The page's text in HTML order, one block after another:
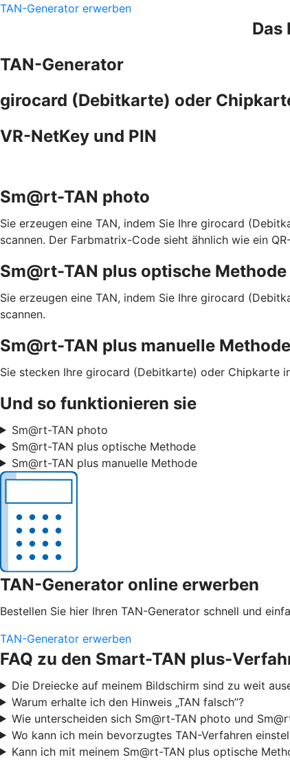
TAN-Generator erwerben
Das
TAN-Generator
girocard (Debitkarte) oder
VR-NetKey und PIN
Sm@rt-TAN photo
Sie erzeugen eine TAN, indem Sie Ihre girocard
scannen. Der Farbmatrix-Code sieht ähnlich wie ein
Sm@rt-TAN plus optische Methode
Sie erzeugen eine TAN, indem Sie Ihre girocard
scannen.
Sm@rt-TAN plus manuelle Methode
Sie stecken Ihre girocard (Debitkarte) oder Chipkarte
Und so funktionieren sie
Sm@rt-TAN photo
Sm@rt-TAN plus optische Methode
Sm@rt-TAN plus manuelle Methode
TAN-Generator online erwerben
Bestellen Sie hier Ihren TAN-Generator schnell und
TAN-Generator erwerben
FAQ zu den Smart-TAN plus-
Die Dreiecke auf meinem Bildschirm sind zu weit
Warum erhalte ich den Hinweis „TAN falsch”?
Wie unterscheiden sich Sm@rt-TAN photo und
Wo kann ich mein bevorzugtes TAN-Verfahren
Kann ich mit meinem Sm@rt-TAN plus optische